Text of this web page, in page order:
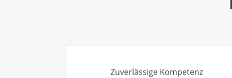
Zuverlässige Kompetenz